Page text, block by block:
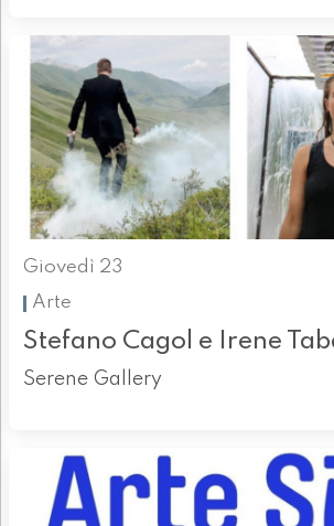
Giovedì 23
Arte
Stefano Cagol e Irene
Serene Gallery